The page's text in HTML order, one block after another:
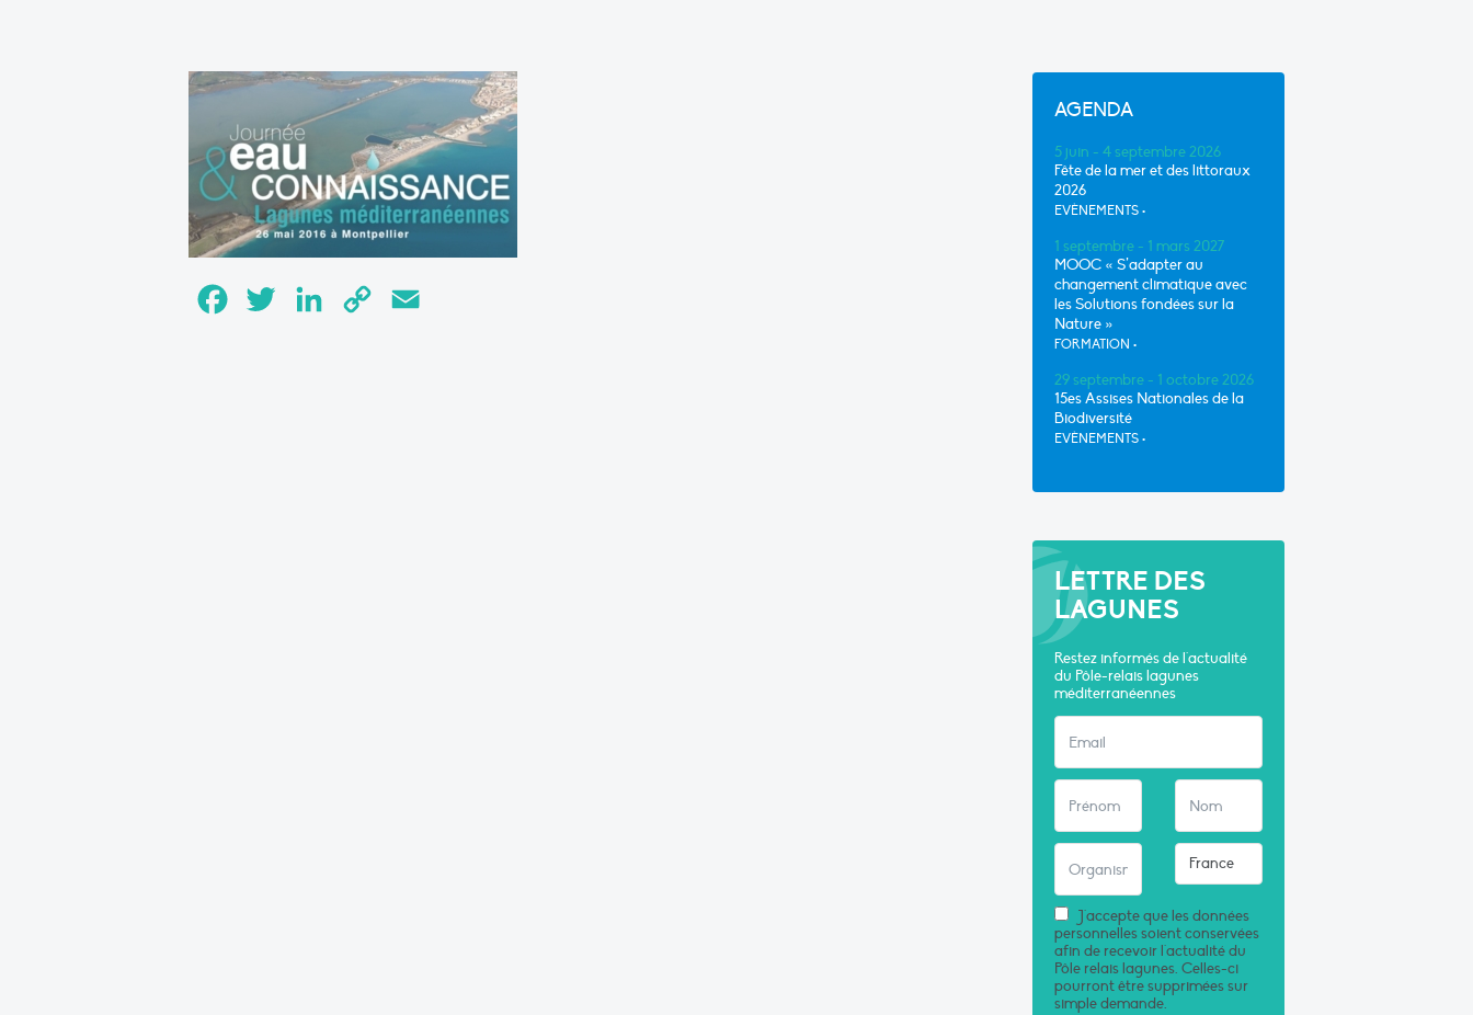
FacebookTwitter LinkedInCopy
AGENDA
5 juin - 4 septembre 2026
Fête de la mer et des littoraux
2026
EVÈNEMENTS •
1 septembre - 1 mars 2027
MOOC « S’adapter au
changement climatique avec
les Solutions fondées sur la
Nature »
FORMATION •
29 septembre - 1 octobre 2026
15es Assises Nationales de la
Biodiversité
EVÈNEMENTS •
LETTRE DES
LAGUNES
Restez informés de l'actualité
du Pôle-relais lagunes
méditerranéennes
J'accepte que les données
personnelles soient conservées
afin de recevoir l'actualité du
Pôle relais lagunes. Celles-ci
pourront être supprimées sur
simple demande.